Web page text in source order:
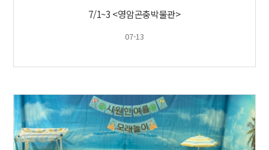
7/1~3 <영암곤충박물관>
07-13